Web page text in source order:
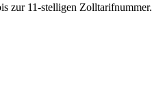
zur 11-stelligen Zolltarifnummer.